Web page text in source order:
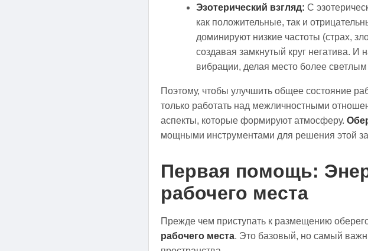
Эзотерический взгляд: С
как положительные, так и
доминируют низкие частоты (страх,
создавая замкнутый круг негатива. И
вибрации, делая место более
Поэтому, чтобы улучшить общее состояние
только работать над межличностными
аспекты, которые формируют атмосферу.
мощными инструментами для решения этой
Первая помощь:
рабочего места
Прежде чем приступать к размещению
рабочего места. Это базовый, но самый